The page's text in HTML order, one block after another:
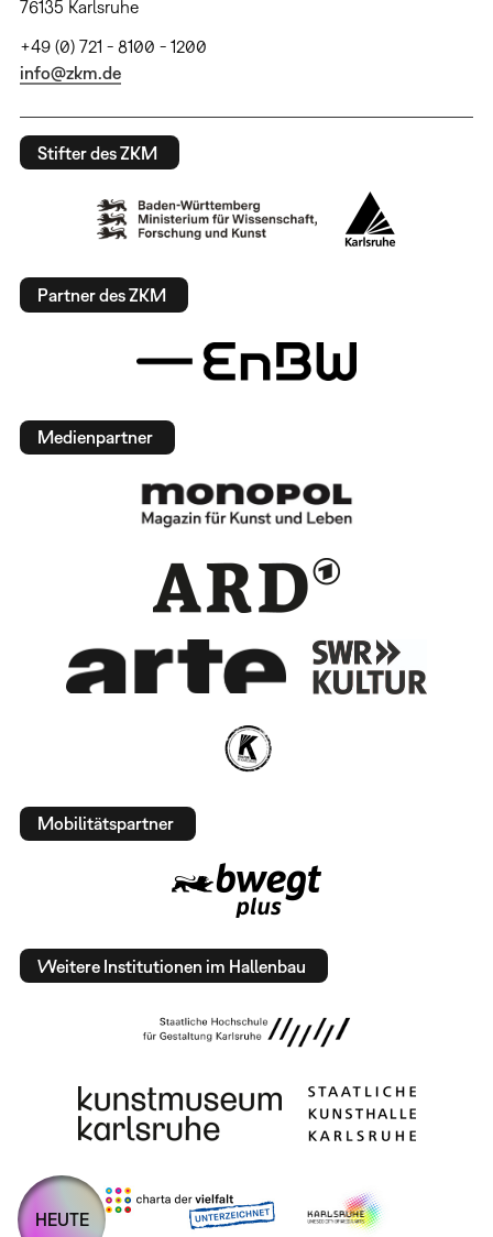
76135 Karlsruhe
+49 (0) 721 - 8100 - 1200
info@zkm.de
Stifter des ZKM
Partner des ZKM
Medienpartner
Mobilitätspartner
Weitere Institutionen im Hallenbau
HEUTE